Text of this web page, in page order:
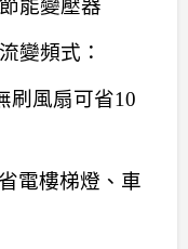
能變壓器
變頻式：
刷風扇可省10
電樓梯燈、車